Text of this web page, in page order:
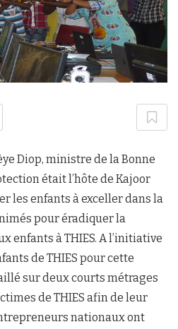
Diop, ministre de la Bonne
était l’hôte de Kajoor
les enfants à exceller dans la
pour éradiquer la
enfants à THIES. A l’initiative
de THIES pour cette
sur deux courts métrages
de THIES afin de leur
nationaux ont